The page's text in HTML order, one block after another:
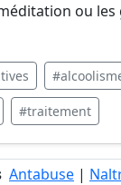
ou les
#traitement
Antabuse |